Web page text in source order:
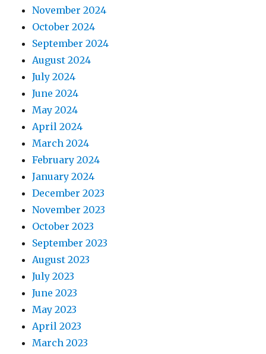
November 2024
October 2024
September 2024
August 2024
July 2024
June 2024
May 2024
April 2024
March 2024
February 2024
January 2024
December 2023
November 2023
October 2023
September 2023
August 2023
July 2023
June 2023
May 2023
April 2023
March 2023